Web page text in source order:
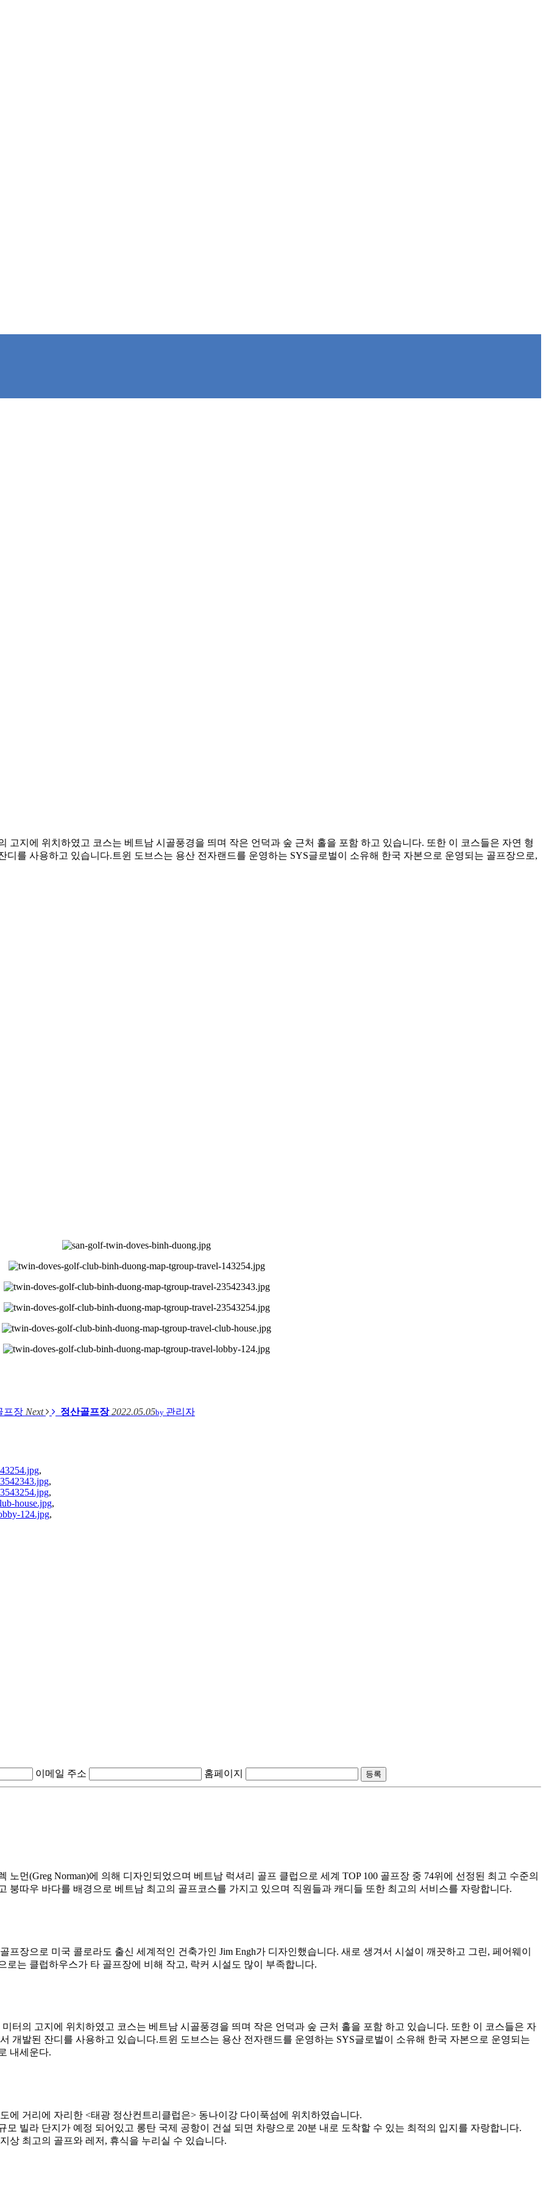
고지에 위치하였고 코스는 베트남 시골풍경을 띄며 작은 언덕과 숲 근처 홀을 포함 하고 있습니다. 또한 이 코스들은 자연 형
를 사용하고 있습니다.트윈 도브스는 용산 전자랜드를 운영하는 SYS글로벌이 소유해 한국 자본으로 운영되는 골프장으로,
프장 Next 정산골프장 2022.05.05by 관리자
,
,
,
house.jpg,
124.jpg,
이메일 주소 홈페이지
먼(Greg Norman)에 의해 디자인되었으며 베트남 럭셔리 골프 클럽으로 세계 TOP 100 골프장 중 74위에 선정된 최고 수준의
붕따우 바다를 배경으로 베트남 최고의 골프코스를 가지고 있으며 직원들과 캐디들 또한 최고의 서비스를 자랑합니다.
프장으로 미국 콜로라도 출신 세계적인 건축가인 Jim Engh가 디자인했습니다. 새로 생겨서 시설이 깨끗하고 그린, 페어웨이
는 클럽하우스가 타 골프장에 비해 작고, 락커 시설도 많이 부족합니다.
터의 고지에 위치하였고 코스는 베트남 시골풍경을 띄며 작은 언덕과 숲 근처 홀을 포함 하고 있습니다. 또한 이 코스들은 자
개발된 잔디를 사용하고 있습니다.트윈 도브스는 용산 전자랜드를 운영하는 SYS글로벌이 소유해 한국 자본으로 운영되는
내세운다.
에 거리에 자리한 <태광 정산컨트리클럽은> 동나이강 다이푹섬에 위치하였습니다.
빌라 단지가 예정 되어있고 롱탄 국제 공항이 건설 되면 차량으로 20분 내로 도착할 수 있는 최적의 입지를 자랑합니다.
상 최고의 골프와 레저, 휴식을 누리실 수 있습니다.